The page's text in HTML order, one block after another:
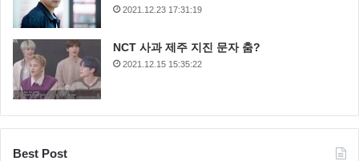
온주완의 노래 실력도 거론되었는데요 김성주는 “남자
들이 노래방 가면 꼭 부른다는 국민 고백송 임재범의
‘고해’를 유행시킨 주인공이 바로 온주완씨다” 라며 “본
인이 주장하셨답니다”라고 말했다.
2021.12.23 17:31:19
NCT 사과 제주 지진 문자 춤?
2021.12.15 15:35:22
Best Post